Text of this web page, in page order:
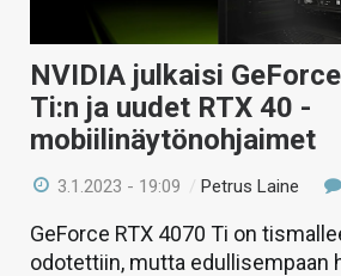
NVIDIA julkaisi
Ti:n ja uudet RTX 40 -
mobiilinäytönohjaimet
3.1.2023 - 19:09 /Petrus Laine
GeForce RTX 4070 Ti on
odotettiin, mutta edullisempaan